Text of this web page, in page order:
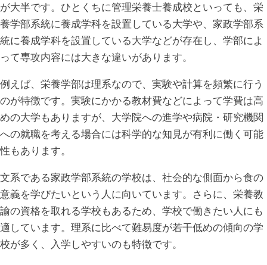
が大半です。ひとくちに管理栄養士養成校といっても、栄
養学部系統に養成学科を設置している大学や、家政学部系
統に養成学科を設置している大学などが存在し、学部によ
って専攻内容には大きな違いがあります。
例えば、栄養学部は理系なので、実験や計算を頻繁に行う
のが特徴です。実験にかかる教材費などによって学費は高
めの大学もありますが、大学院への進学や病院・研究機関
への就職を考える場合には科学的な知見が有利に働く可能
性もあります。
文系である家政学部系統の学校は、社会的な側面から食の
意義を学びたいという人に向いています。さらに、栄養教
諭の資格を取れる学校もあるため、学校で働きたい人にも
適しています。理系に比べて難易度が若干低めの傾向の学
校が多く、入学しやすいのも特徴です。